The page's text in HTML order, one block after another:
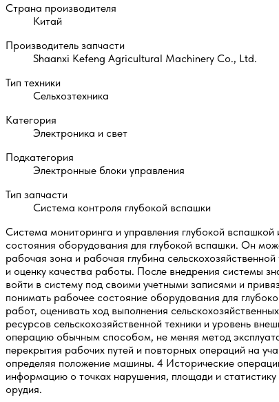
Страна производителя
Китай
Производитель запчасти
Shaanxi Kefeng Agricultural Machinery Co., Ltd.
Тип техники
Сельхозтехника
Категория
Электроника и свет
Подкатегория
Электронные блоки управления
Тип запчасти
Система контроля глубокой вспашки
Система мониторинга и управления глубокой вспашкой
состояния оборудования для глубокой вспашки. Он
рабочая зона и рабочая глубина
и оценку качества работы. После внедрения системы
войти в систему под своими учетными записями и
понимать рабочее состояние оборудования для
работ, оценивать ход выполнения
ресурсов сельскохозяйственной техники и уровень
операцию обычным способом, не меняя метод
перекрытия рабочих путей и повторных операций на
определяя положение машины. 4 Исторические
информацию о точках нарушения, площади и
орудия.